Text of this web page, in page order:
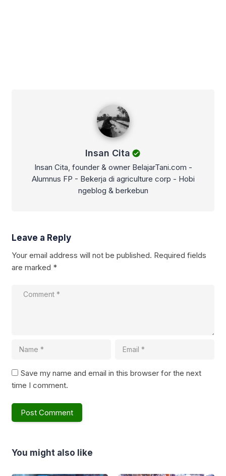
Insan Cita
Insan Cita, founder & owner BelajarTani.com -
Alumnus FP - Bekerja di agriculture corp - Hobi
ngeblog & berkebun
Leave a Reply
Your email address will not be published. Required fields
are marked *
Save my name and email in this browser for the next
time I comment.
You might also like